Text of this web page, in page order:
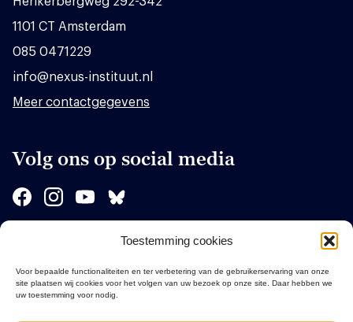
Toestemming cookies
Voor bepaalde functionaliteiten en ter verbetering van de gebruikerservaring van onze
site plaatsen wij cookies voor het volgen van uw bezoek op onze site. Daar hebben we
uw toestemming voor nodig.
1101 CT Amsterdam
085 0471229
info@nexus-instituut.nl
Meer contactgegevens
Volg ons op social media